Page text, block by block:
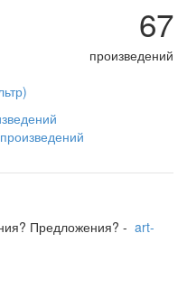
67
произведений
Предложения? - art-